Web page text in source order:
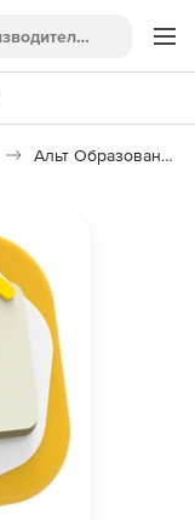
Альт Образование 11